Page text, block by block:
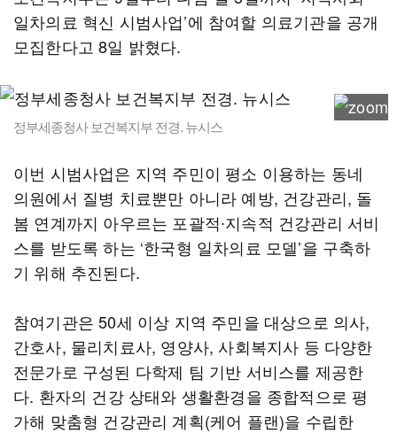
일차의료 혁신 시범사업’에 참여할 의료기관을 공개
모집한다고 8일 밝혔다.
정부세종청사 보건복지부 전경. 뉴시스
이번 시범사업은 지역 주민이 평소 이용하는 동네
의원에서 질병 치료뿐만 아니라 예방, 건강관리, 돌
봄 연계까지 아우르는 포괄적∙지속적 건강관리 서비
스를 받도록 하는 ‘한국형 일차의료 모델’을 구축하
기 위해 추진된다.
참여기관은 50세 이상 지역 주민을 대상으로 의사,
간호사, 물리치료사, 영양사, 사회복지사 등 다양한
전문가로 구성된 다학제 팀 기반 서비스를 제공한
다. 환자의 건강 상태와 생활환경을 종합적으로 평
가해 맞춤형 건강관리 계획(케어 플랜)을 수립한